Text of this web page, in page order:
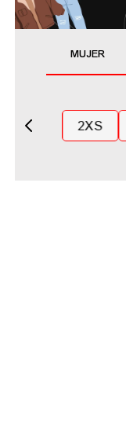
MUJER
2XS